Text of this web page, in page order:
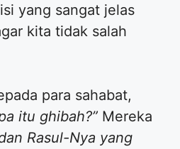
yang sangat jelas
kita tidak salah
para sahabat,
itu ghibah?” Mereka
Rasul-Nya yang